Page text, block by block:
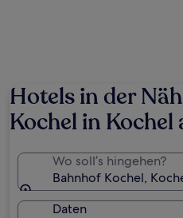
Hotels in der
Kochel in Kochel
Wo soll’s hingehen?
Bahnhof Kochel,
Daten